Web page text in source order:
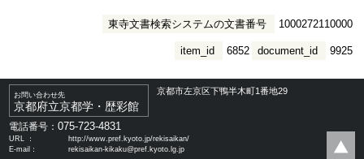
東寺文書検索システムの文書番号 1000272110000
document_id 9925
item_id 6852
お問い合わせ先
京都府立京都学・歴彩館
京都市左京区下鴨半木町1番地29
電話番号：075-723-4831
URL ：
http://www.pref.kyoto.jp/rekisaikan/
E-mail：
rekisaikan-kikaku@pref.kyoto.lg.jp